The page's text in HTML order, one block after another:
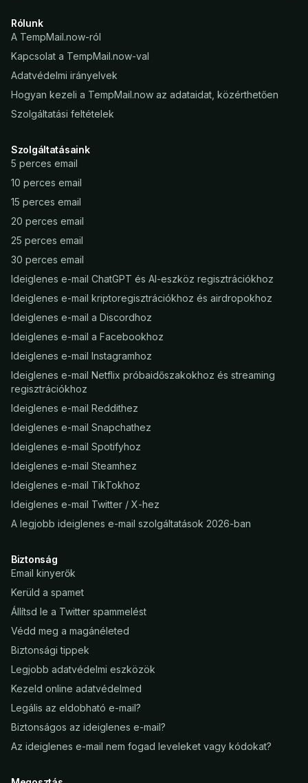
Rólunk
A TempMail.now-ról
Kapcsolat a TempMail.now-val
Adatvédelmi irányelvek
Hogyan kezeli a TempMail.now az adataidat, közérthetően
Szolgáltatási feltételek
Szolgáltatásaink
5 perces email
10 perces email
15 perces email
20 perces email
25 perces email
30 perces email
Ideiglenes e-mail ChatGPT és AI-eszköz regisztrációkhoz
Ideiglenes e-mail kriptoregisztrációkhoz és airdropokhoz
Ideiglenes e-mail a Discordhoz
Ideiglenes e-mail a Facebookhoz
Ideiglenes e-mail Instagramhoz
Ideiglenes e-mail Netflix próbaidőszakokhoz és streaming
regisztrációkhoz
Ideiglenes e-mail Reddithez
Ideiglenes e-mail Snapchathez
Ideiglenes e-mail Spotifyhoz
Ideiglenes e-mail Steamhez
Ideiglenes e-mail TikTokhoz
Ideiglenes e-mail Twitter / X-hez
A legjobb ideiglenes e-mail szolgáltatások 2026-ban
Biztonság
Email kinyerők
Kerüld a spamet
Állítsd le a Twitter spammelést
Védd meg a magánéleted
Biztonsági tippek
Legjobb adatvédelmi eszközök
Kezeld online adatvédelmed
Legális az eldobható e-mail?
Biztonságos az ideiglenes e-mail?
Az ideiglenes e-mail nem fogad leveleket vagy kódokat?